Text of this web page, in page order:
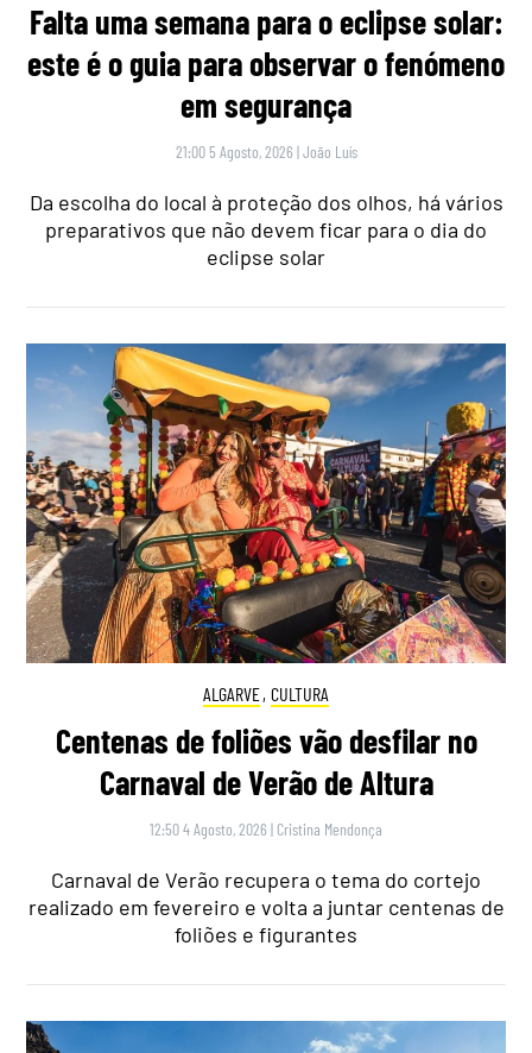
Falta uma semana para o eclipse solar:
este é o guia para observar o fenómeno
em segurança
21:00 5 Agosto, 2026 |João Luís
Da escolha do local à proteção dos olhos, há vários
preparativos que não devem ficar para o dia do
eclipse solar
ALGARVE, CULTURA
Centenas de foliões vão desfilar no
Carnaval de Verão de Altura
12:50 4 Agosto, 2026 | Cristina Mendonça
Carnaval de Verão recupera o tema do cortejo
realizado em fevereiro e volta a juntar centenas de
foliões e figurantes